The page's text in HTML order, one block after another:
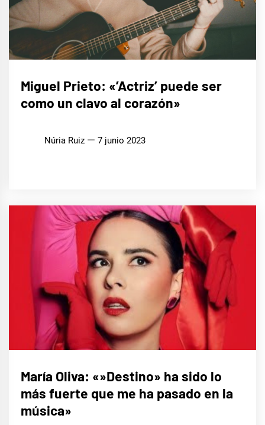
Miguel Prieto: «’Actriz’ puede ser
como un clavo al corazón»
Núria Ruiz 7 junio 2023
MÚSICA
María Oliva: «»Destino» ha sido lo
más fuerte que me ha pasado en la
música»